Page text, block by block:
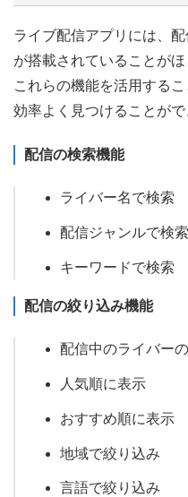
ライブ配信アプリには、
が搭載されていることがほ
これらの機能を活用する
効率よく見つけることがで
配信の検索機能
ライバー名で検索
配信ジャンルで検索
キーワードで検索
配信の絞り込み機能
配信中のライバー
人気順に表示
おすすめ順に表示
地域で絞り込み
言語で絞り込み